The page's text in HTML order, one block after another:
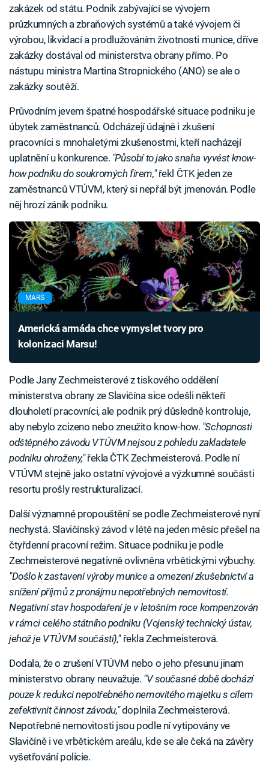
zakázek od státu. Podnik zabývající se vývojem
průzkumných a zbraňových systémů a také vývojem či
výrobou, likvidací a prodlužováním životnosti munice, dříve
zakázky dostával od ministerstva obrany přímo. Po
nástupu ministra Martina Stropnického (ANO) se ale o
zakázky soutěží.
Průvodním jevem špatné hospodářské situace podniku je
úbytek zaměstnanců. Odcházejí údajně i zkušení
pracovníci s mnohaletými zkušenostmi, kteří nacházejí
uplatnění u konkurence. "Působí to jako snaha vyvést know-
how podniku do soukromých firem,"řekl ČTK jeden ze
zaměstnanců VTÚVM, který si nepřál být jmenován. Podle
něj hrozí zánik podniku.
MARS
Americká armáda chce vymyslet tvory pro
kolonizaci Marsu!
Podle Jany Zechmeisterové z tiskového oddělení
ministerstva obrany ze Slavičína sice odešli někteří
dlouholetí pracovníci, ale podnik prý důsledně kontroluje,
aby nebylo zcizeno nebo zneužito know-how. "Schopnosti
odštěpného závodu VTÚVM nejsou z pohledu zakladatele
podniku ohroženy,"řekla ČTK Zechmeisterová. Podle ní
VTÚVM stejně jako ostatní vývojové a výzkumné součásti
resortu prošly restrukturalizací.
Další významné propouštění se podle Zechmeisterové nyní
nechystá. Slavičínský závod v létě na jeden měsíc přešel na
čtyřdenní pracovní režim. Situace podniku je podle
Zechmeisterové negativně ovlivněna vrbětickými výbuchy.
"Došlo k zastavení výroby munice a omezení zkušebnictví a
snížení příjmů z pronájmu nepotřebných nemovitostí.
Negativní stav hospodaření je v letošním roce kompenzován
v rámci celého státního podniku (Vojenský technický ústav,
jehož je VTÚVM součástí),"řekla Zechmeisterová.
Dodala, že o zrušení VTÚVM nebo o jeho přesunu jinam
ministerstvo obrany neuvažuje. "V současné době dochází
pouze k redukci nepotřebného nemovitého majetku s cílem
zefektivnit činnost závodu,"doplnila Zechmeisterová.
Nepotřebné nemovitosti jsou podle ní vytipovány ve
Slavičíně i ve vrbětickém areálu, kde se ale čeká na závěry
vyšetřování policie.